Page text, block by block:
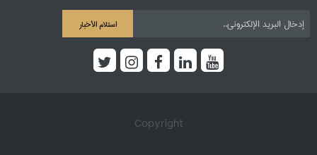
استلام الأخبار
Copyright